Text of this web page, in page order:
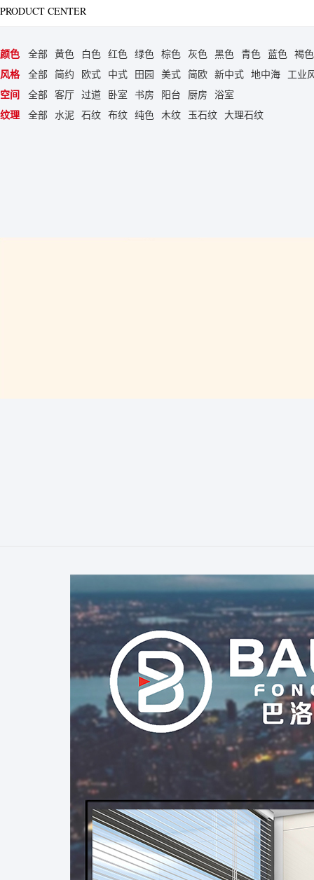
PRODUCT CENTER
颜色 全部 黄色 白色 红色 绿色 棕色 灰色 黑色 青色 蓝色
褐色
风格
全部 简约 欧式 中式 田园 美式 简欧 新中式 地中海
工业
空间
全部 客厅 过道 卧室 书房 阳台 厨房
浴室
纹理
全部 水泥 石纹 布纹 纯色 木纹 玉石纹 大理石纹